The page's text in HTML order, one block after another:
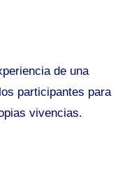
de una
participantes para
vivencias.